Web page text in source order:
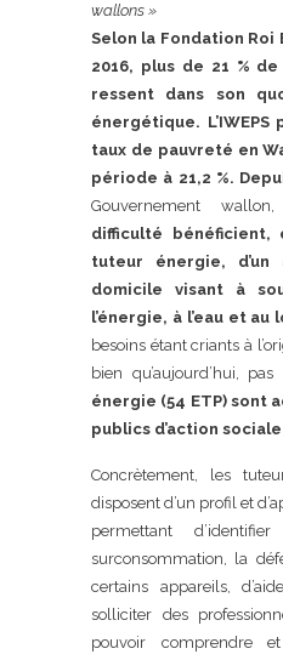
wallons »
Selon la Fondation Roi
2016, plus de 21 %
ressent dans son
énergétique.
taux de pauvreté en
période à 21,2 %.
Gouvernement
difficulté bénéficient,
tuteur énergie, d’un
domicile visant à
l’énergie, à l’eau et
besoins étant criants à
bien qu’aujourd’hui,
énergie (54 ETP) sont
publics d’action sociale
Concrètement, les
disposent d’un profil et
permettant
surconsommation, la
certains appareils,
solliciter des
pouvoir comprendre